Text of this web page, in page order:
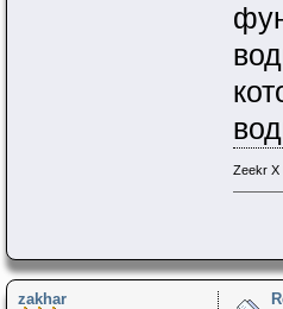
Zeekr X
zakhar